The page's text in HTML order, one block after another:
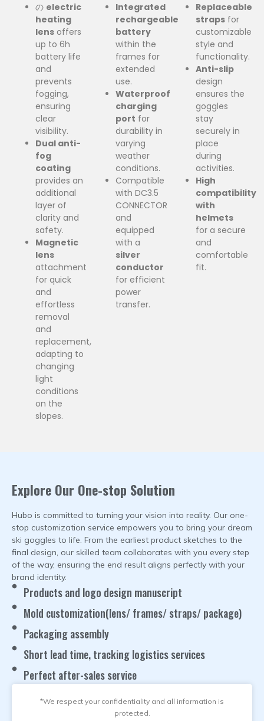
の electric
heating
lens offers
up to 6h
battery life
and
prevents
fogging,
ensuring
clear
visibility.
Dual anti-
fog
coating
provides an
additional
layer of
clarity and
safety.
Magnetic
lens
attachment
for quick
and
effortless
removal
and
replacement,
adapting to
changing
light
conditions
on the
slopes.
Integrated
rechargeable
battery
within the
frames for
extended
use.
Waterproof
charging
port for
durability in
varying
weather
conditions.
Compatible
with DC3.5
CONNECTOR
and
equipped
with a
silver
conductor
for efficient
power
transfer.
Replaceable
straps for
customizable
style and
functionality.
Anti-slip
design
ensures the
goggles
stay
securely in
place
during
activities.
High
compatibility
with
helmets
for a secure
and
comfortable
fit.
*We respect your confidentiality and all information is
protected
Explore Our One-stop Solution
Hubo is committed to turning your vision into reality. Our one-
stop customization service empowers you to bring your dream
ski goggles to life. From the earliest product sketches to the
final design, our skilled team collaborates with you every step
of the way, ensuring the end result aligns perfectly with your
brand identity.
Products and logo design manuscript
Mold customization(lens/ frames/ straps/ package)
Packaging assembly
Short lead time,tracking logistics services
Perfect after-sales service